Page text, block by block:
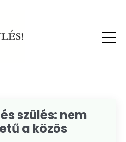
szülés: nem
a közös